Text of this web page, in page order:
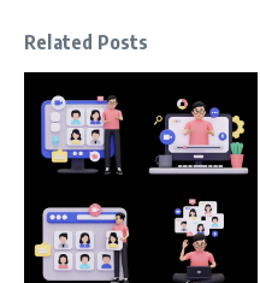
Related Posts